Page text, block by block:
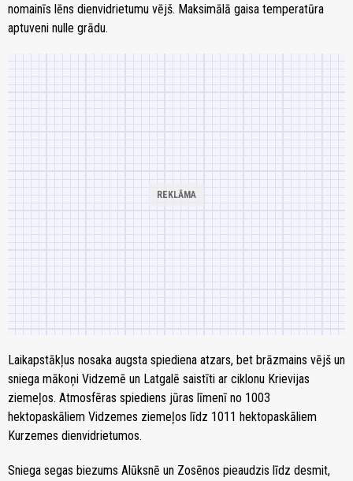
nomainīs lēns dienvidrietumu vējš. Maksimālā gaisa temperatūra
aptuveni nulle grādu.
Laikapstākļus nosaka augsta spiediena atzars, bet brāzmains vējš un
sniega mākoņi Vidzemē un Latgalē saistīti ar ciklonu Krievijas
ziemeļos. Atmosfēras spiediens jūras līmenī no 1003
hektopaskāliem Vidzemes ziemeļos līdz 1011 hektopaskāliem
Kurzemes dienvidrietumos.
Sniega segas biezums Alūksnē un Zosēnos pieaudzis līdz desmit,